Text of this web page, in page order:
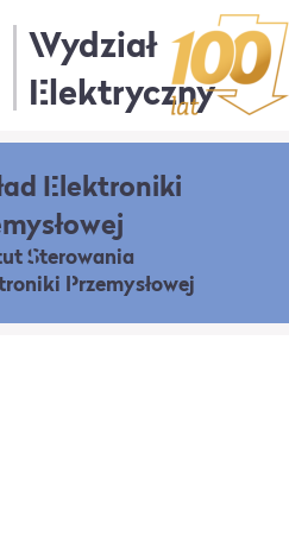
Wydział
Elektryczny
Elektroniki
Sterowania
Przemysłowej